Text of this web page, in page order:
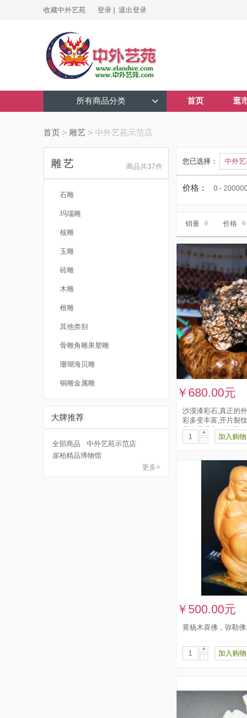
收藏中外艺苑 登录 | 退出登录
所有商品分类 首页 逛
首页 > 雕艺 > 中外艺苑示范店
雕艺 商品共37件
石雕
玛瑙雕
核雕
玉雕
砖雕
木雕
根雕
其他类别
骨雕角雕果塑雕
珊瑚海贝雕
铜雕金属雕
大牌推荐
全部商品
中外艺苑示范店
崖柏精品博物馆
更多>
您已选择： 中外
价格： 0 -
销量 价格
￥680.00元
沙漠漆彩石,真正的
彩多变丰富,开片裂
只盔甲恐龙、正视似
+
-
加入购
￥500.00元
黄杨木喜佛，弥勒佛
+
-
加入购